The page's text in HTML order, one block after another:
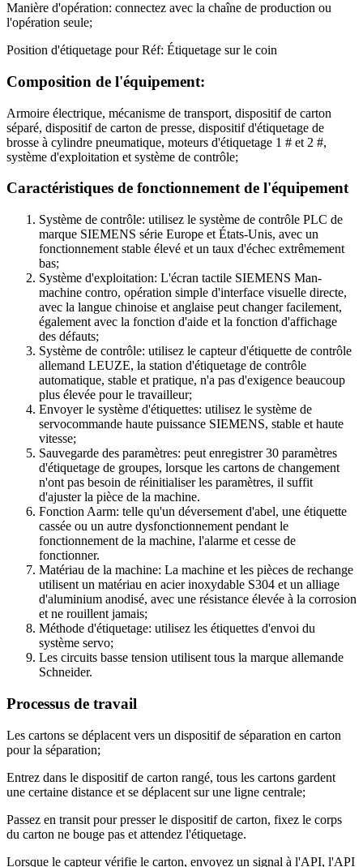
Manière d'opération: connectez avec la chaîne de production ou
l'opération seule;
Position d'étiquetage pour Réf: Étiquetage sur le coin
Composition de l'équipement:
Armoire électrique, mécanisme de transport, dispositif de carton
séparé, dispositif de carton de presse, dispositif d'étiquetage de
brosse à cylindre pneumatique, moteurs d'étiquetage 1 # et 2 #,
système d'exploitation et système de contrôle;
Caractéristiques de fonctionnement de l'équipement
Système de contrôle: utilisez le système de contrôle PLC de
marque SIEMENS série Europe et États-Unis, avec un
fonctionnement stable élevé et un taux d'échec extrêmement
bas;
Système d'exploitation: L'écran tactile SIEMENS Man-
machine contro, opération simple d'interface visuelle directe,
avec la langue chinoise et anglaise peut changer facilement,
également avec la fonction d'aide et la fonction d'affichage
des défauts;
Système de contrôle: utilisez le capteur d'étiquette de contrôle
allemand LEUZE, la station d'étiquetage de contrôle
automatique, stable et pratique, n'a pas d'exigence beaucoup
plus élevée pour le travailleur;
Envoyer le système d'étiquettes: utilisez le système de
servocommande haute puissance SIEMENS, stable et haute
vitesse;
Sauvegarde des paramètres: peut enregistrer 30 paramètres
d'étiquetage de groupes, lorsque les cartons de changement
n'ont pas besoin de réinitialiser les paramètres, il suffit
d'ajuster la pièce de la machine.
Fonction Aarm: telle qu'un déversement d'abel, une étiquette
cassée ou un autre dysfonctionnement pendant le
fonctionnement de la machine, l'alarme et cesse de
fonctionner.
Matériau de la machine: La machine et les pièces de rechange
utilisent un matériau en acier inoxydable S304 et un alliage
d'aluminium anodisé, avec une résistance élevée à la corrosion
et ne rouillent jamais;
Méthode d'étiquetage: utilisez les étiquettes d'envoi du
système servo;
Les circuits basse tension utilisent tous la marque allemande
Schneider.
Processus de travail
Les cartons se déplacent vers un dispositif de séparation en carton
pour la séparation;
Entrez dans le dispositif de carton rangé, tous les cartons gardent
une certaine distance et se déplacent sur une ligne centrale;
Passez en transit pour presser le dispositif de carton, fixez le corps
du carton ne bouge pas et attendez l'étiquetage.
Lorsque le capteur vérifie le carton, envoyez un signal à l'API, l'API